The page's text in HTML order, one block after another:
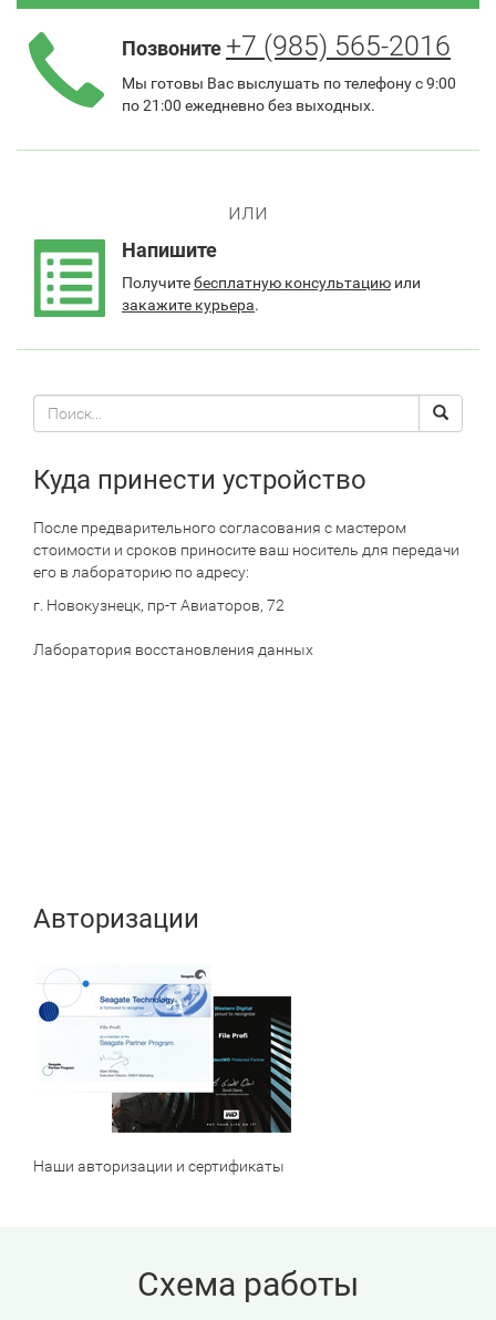
Позвоните +7 (985) 565-2016
Мы готовы Вас выслушать по телефону с 9:00
по 21:00 ежедневно без выходных.
или
Напишите
Получитебесплатную консультацию или
закажите курьера.
Поиск
по
сайту
Search
Куда принести устройство
После предварительного согласования с мастером
стоимости и сроков приносите ваш носитель для передачи
его в лабораторию по адресу:
г. Новокузнецк, пр-т Авиаторов, 72
Лаборатория восстановления данных
Авторизации
Наши авторизации и сертификаты
Схема работы